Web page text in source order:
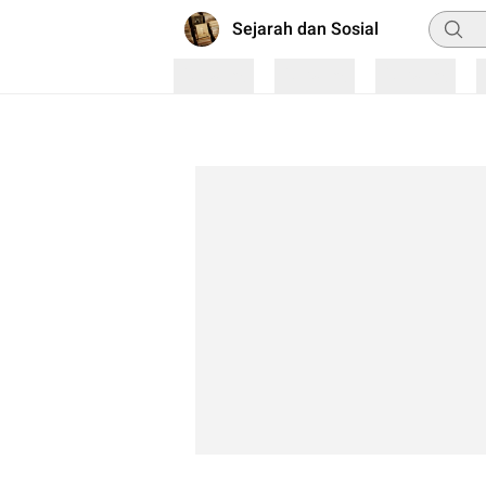
Sejarah dan Sosial